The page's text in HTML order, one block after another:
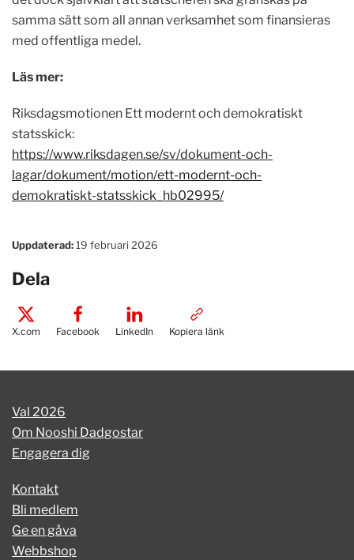
samma sätt som all annan verksamhet som finansieras
med offentliga medel.
Läs mer:
Riksdagsmotionen Ett modernt och demokratiskt
statsskick:
https://www.riksdagen.se/sv/dokument-och-
lagar/dokument/motion/ett-modernt-och-
demokratiskt-statsskick_hb02995/
Uppdaterad:19 februari 2026
Dela
X.com Facebook LinkedIn Kopiera länk
Val 2026
Om Nooshi Dadgostar
Engagera dig
Kontakt
Bli medlem
Ge en gåva
Webbshop